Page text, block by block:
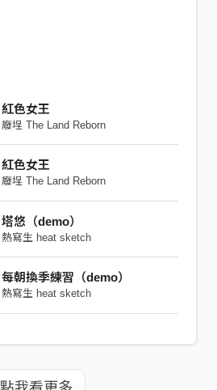
紅色女王
廢埕 The Land Reborn
紅色女王
廢埕 The Land Reborn
塔悠（demo）
熱寫生 heat sketch
每朝換季練習（demo）
熱寫生 heat sketch